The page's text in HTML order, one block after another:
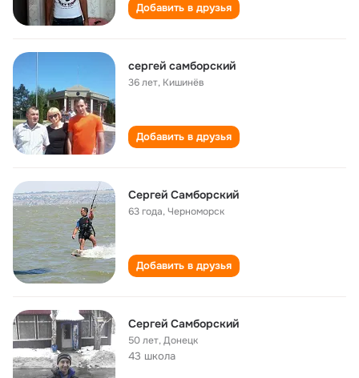
Добавить в друзья
сергей самборский
36 лет, Кишинёв
Добавить в друзья
Сергей Самборский
63 года,Черноморск
Добавить в друзья
Сергей Самборский
50 лет,Донецк
43 школа